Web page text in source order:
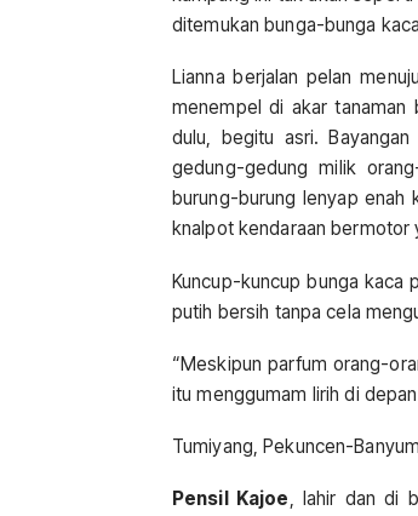
ditemukan bunga-bunga
Lianna berjalan pelan
menempel di akar tanaman
dulu, begitu asri.
gedung-gedung milik
burung-burung lenyap enah
knalpot kendaraan bermotor
Kuncup-kuncup bunga kaca
putih bersih tanpa cela
“Meskipun parfum orang-
itu menggumam lirih di
Tumiyang, Pekuncen-
Pensil Kajoe, lahir dan di